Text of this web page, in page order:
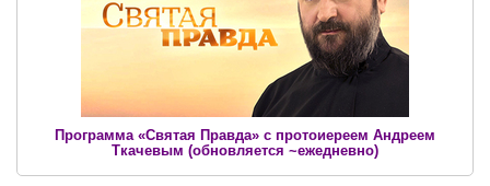
Программа «Святая Правда» c протоиереем Андреем
Ткачевым (обновляется ~ежедневно)